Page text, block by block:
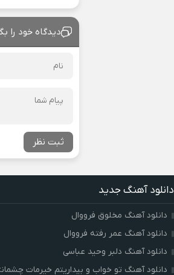
دیدگاه خود را
ثبت نظر
دانلود آهنگ جدید
دانلود آهنگ مخلوق فرووال
دانلود آهنگ عمر رفته فرووال
دانلود آهنگ دلبر وحید عباسی
دانلود آهنگ تو خواب و بیداریتم خیرمات